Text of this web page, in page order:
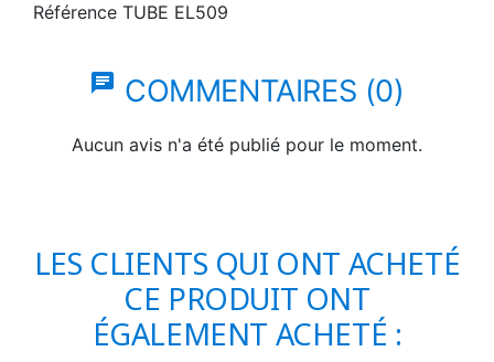
Référence TUBE EL509
chat COMMENTAIRES (0)
Aucun avis n'a été publié pour le moment.
LES CLIENTS QUI ONT ACHETÉ
CE PRODUIT ONT
ÉGALEMENT ACHETÉ :